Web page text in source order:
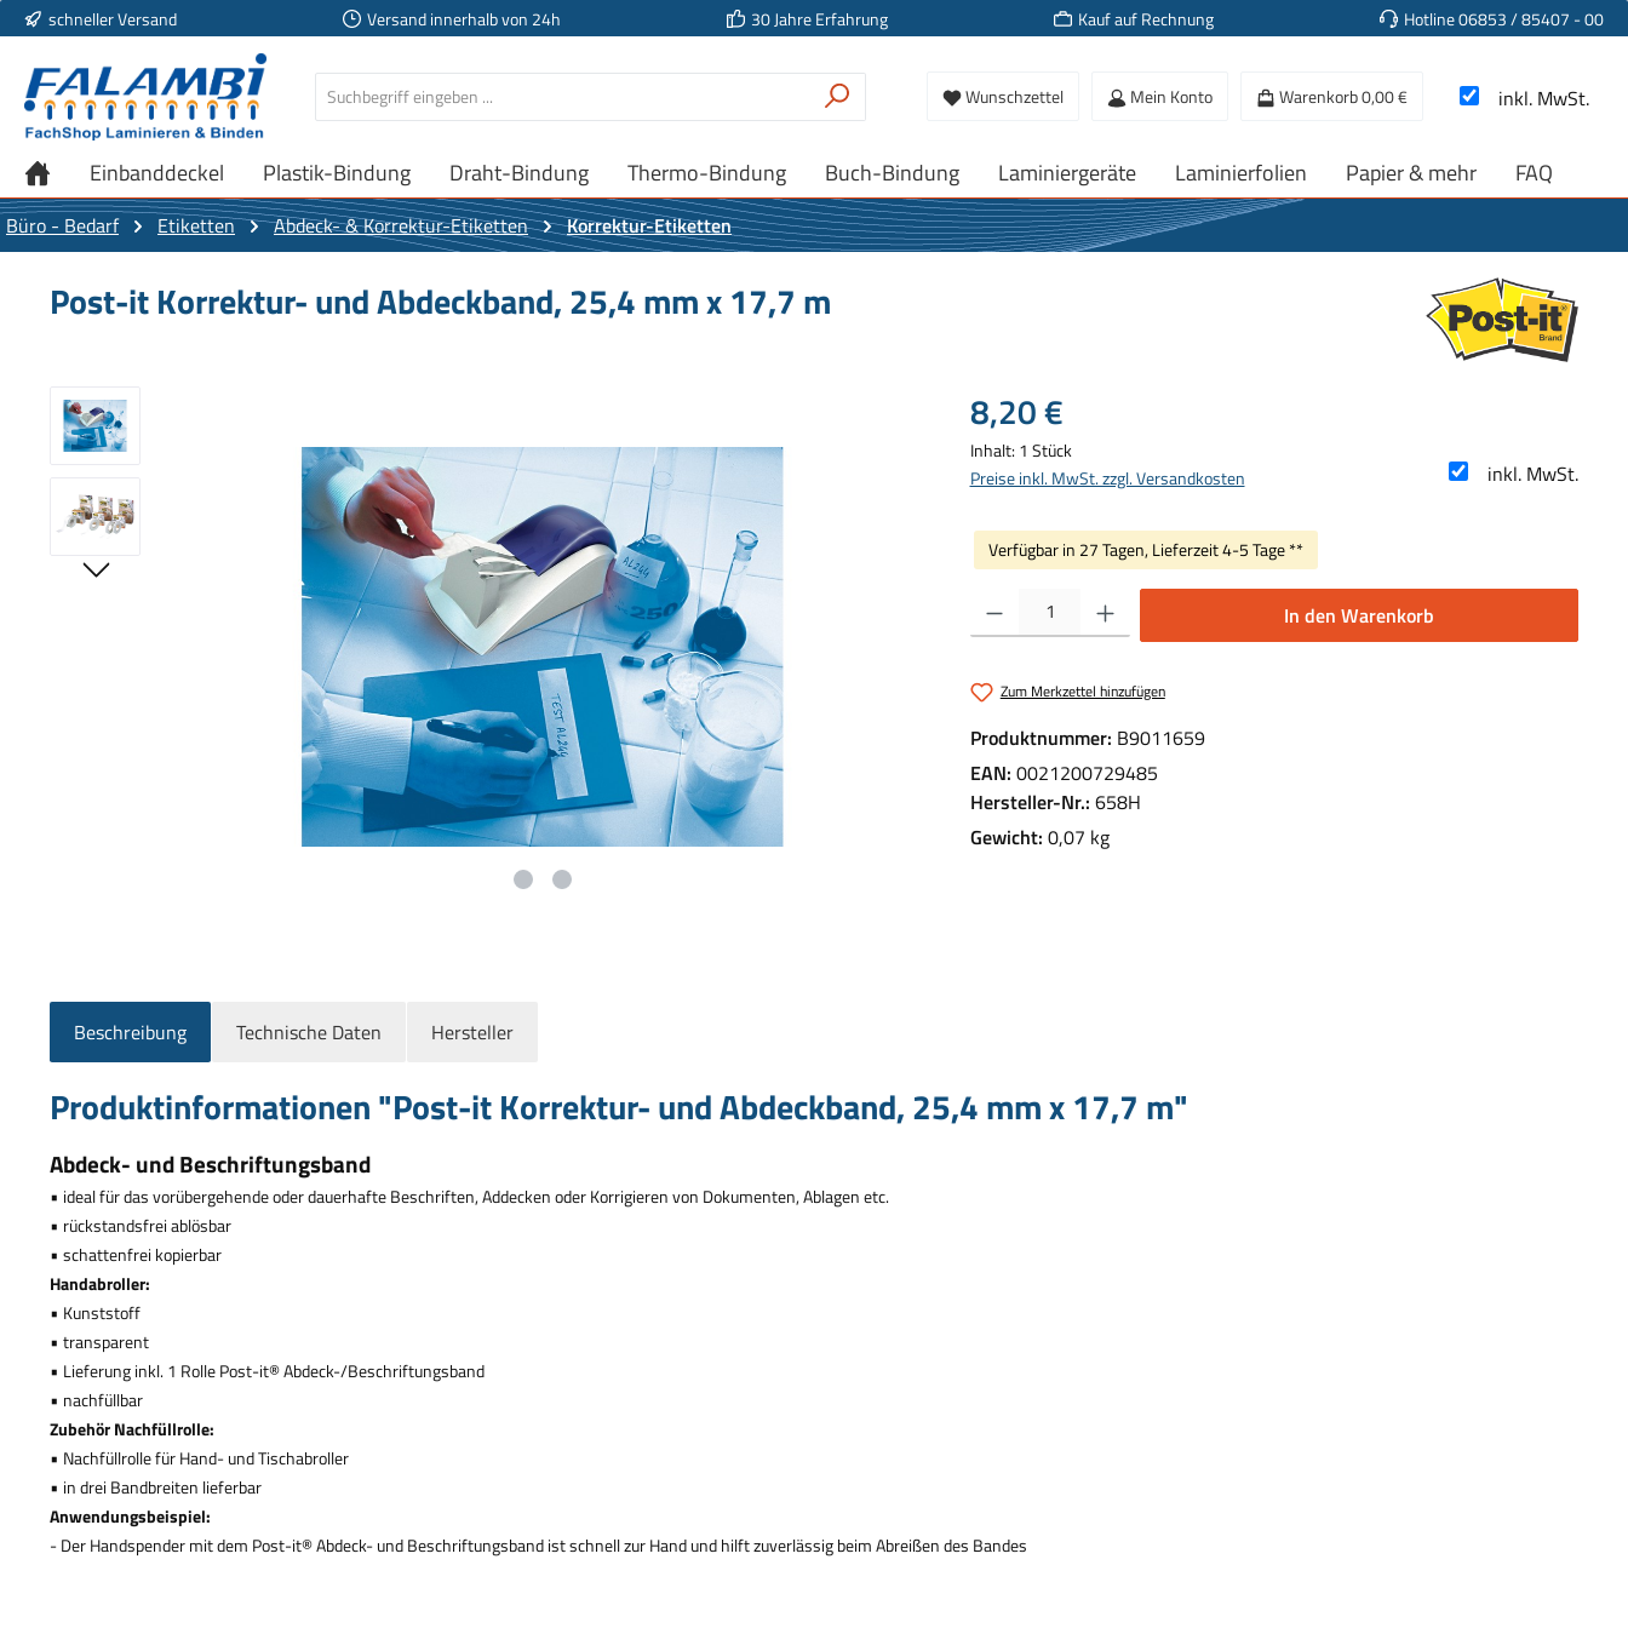
Hauptinhalt springen
Zur Suche springen
Zur Hauptnavigation springen
schneller Versand Versand innerhalb von 24h 30 Jahre Erfahrung Kauf auf Rechnung Hotline 06853 / 85407 - 00
Wunschzettel Mein Konto Warenkorb0,00 € inkl. MwSt.
Einbanddeckel Plastik-Bindung Draht-Bindung Thermo-Bindung Buch-Bindung Laminiergeräte Laminierfolien Papier & mehr FAQ
Büro - Bedarf Etiketten Abdeck- & Korrektur-Etiketten Korrektur-Etiketten
Post-it Korrektur- und Abdeckband, 25,4 mm x 17,7 m
Bildergalerie überspringen Regulärer Preis:
8,20 €
Inhalt: 1 Stück
inkl. MwSt.
Preise inkl. MwSt. zzgl. Versandkosten
Verfügbar in 27 Tagen, Lieferzeit 4-5 Tage **
Produkt Anzahl: Gib den gewünschten Wert ein oder benutze die Schaltflächen um die
In den Warenkorb
Zum Merkzettel hinzufügen
Produktnummer: B9011659
EAN: 0021200729485
Hersteller-Nr.: 658H
Gewicht: 0,07 kg
Beschreibung Technische Daten Hersteller
Produktinformationen "Post-it Korrektur- und Abdeckband, 25,4 mm x 17,7 m"
Abdeck- und Beschriftungsband
• ideal für das vorübergehende oder dauerhafte Beschriften, Addecken oder Korrigieren von Dokumenten, Ablagen etc.
• rückstandsfrei ablösbar
• schattenfrei kopierbar
Handabroller:
• Kunststoff
• transparent
• Lieferung inkl. 1 Rolle Post-it®Abdeck-/Beschriftungsband
• nachfüllbar
Zubehör Nachfüllrolle:
• Nachfüllrolle für Hand- und Tischabroller
• in drei Bandbreiten lieferbar
Anwendungsbeispiel:
- Der Handspender mit dem Post-it®Abdeck- und Beschriftungsband ist schnell zur Hand und hilft zuverlässig beim Abreißen des Bandes